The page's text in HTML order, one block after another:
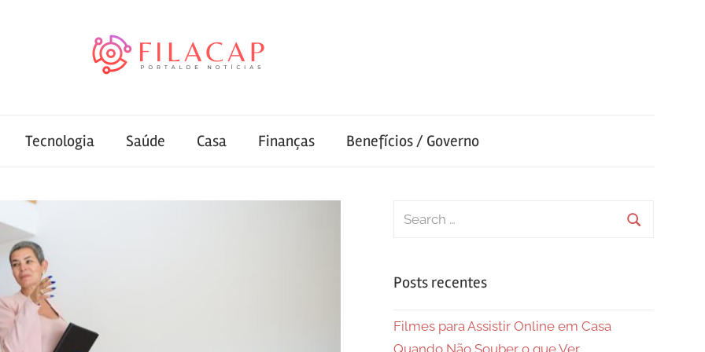
Tecnologia Saúde Casa Finanças Benefícios / Governo
Search
Posts recentes
Filmes para Assistir Online em Casa